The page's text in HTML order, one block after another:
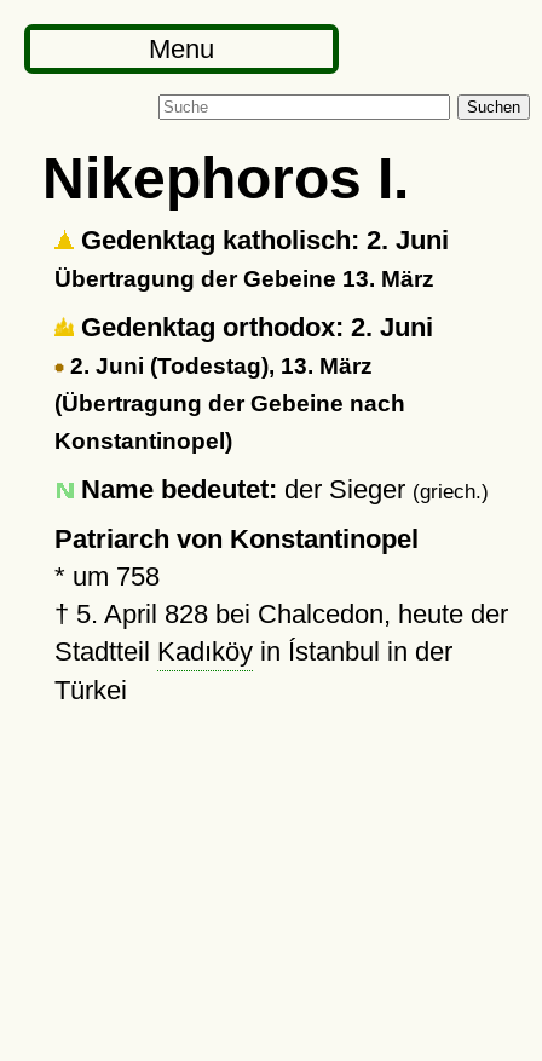
Menu
Suchen
Nikephoros I.
Gedenktag katholisch: 2. Juni
Übertragung der Gebeine 13. März
Gedenktag orthodox: 2. Juni
2. Juni (Todestag), 13. März
(Übertragung der Gebeine nach
Konstantinopel)
Name bedeutet: der Sieger (griech.)
Patriarch von Konstantinopel
* um 758
† 5. April 828bei Chalcedon, heute der
Stadtteil Kadıköyin Ístanbul in der
Türkei